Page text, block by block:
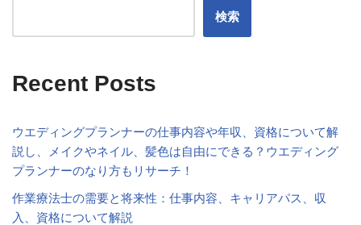
検索
Recent Posts
ウエディングプランナーの仕事内容や年収、資格について解
説し、メイクやネイル、髪色は自由にできる？ウエディング
プランナーのなり方もリサーチ！
作業療法士の需要と将来性：仕事内容、キャリアパス、収
入、資格について解説